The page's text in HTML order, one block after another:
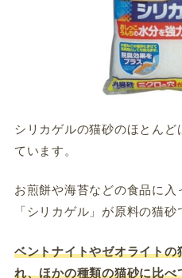
シリカゲルの猫砂のほとん
ています。
お煎餅や海苔などの食品に入
「シリカゲル」が原料の猫砂
ベントナイトやゼオライト
れ、ほかの種類の猫砂に比